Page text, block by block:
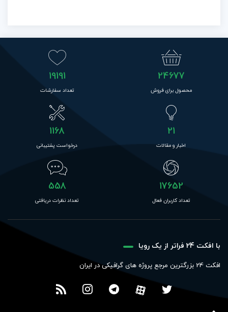
24677
محصول برای فروش
19191
تعداد سفارشات
21
اخبار و مقالات
1168
درخواست پشتیبانی
17652
تعداد کاربران فعال
558
تعداد نظرات دریافتی
با افکت 24 فراتر از یک رویا
افکت 24 بزرگترین مرجع پروژه های گرافیکی در ایران